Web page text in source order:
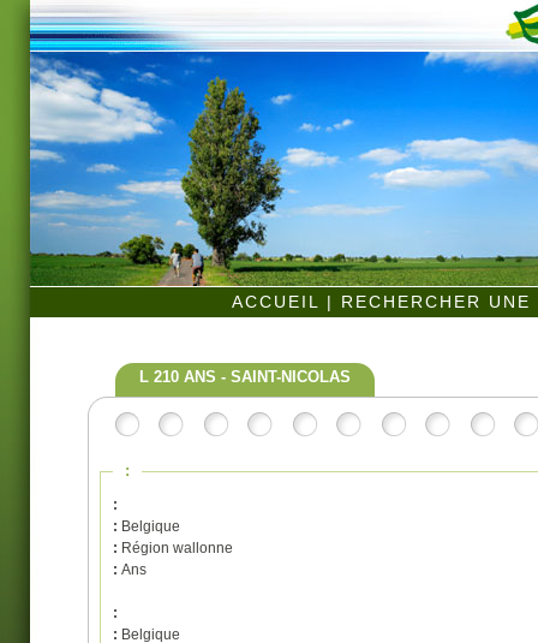
ACCUEIL | RECHERCHER
L 210 ANS - SAINT-NICOLAS
:
:
: Belgique
: Région wallonne
: Ans
:
: Belgique